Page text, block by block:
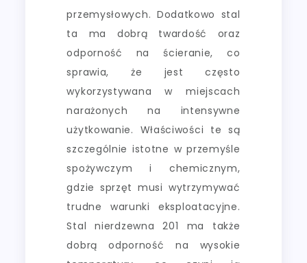
przemysłowych. Dodatkowo stal
ta ma dobrą twardość oraz
odporność na ścieranie, co
sprawia, że jest często
wykorzystywana w miejscach
narażonych na intensywne
użytkowanie. Właściwości te są
szczególnie istotne w przemyśle
spożywczym i chemicznym,
gdzie sprzęt musi wytrzymywać
trudne warunki eksploatacyjne.
Stal nierdzewna 201 ma także
dobrą odporność na wysokie